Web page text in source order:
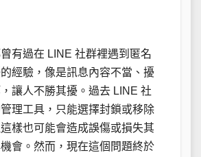
有過在 LINE 社群裡遇到匿名
經驗，像是訊息內容不當、擾
讓人不勝其擾。過去 LINE 社
理工具，只能選擇封鎖或移除
樣也可能會造成誤傷或損失其
會。然而，現在這個問題終於